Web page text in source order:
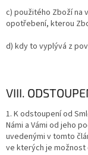
c) použitého Zboží na
opotřebení, kterou
d) kdy to vyplývá z
VIII.
1. K odstoupení od
Námi a Vámi od jeho
uvedenými v tomto
ve kterých je